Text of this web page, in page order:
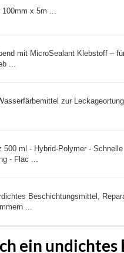
x 5m ...
mit MicroSealant Klebstoff –
...
zur
ml - Hybrid-Polymer - Schnelle
- Flac ...
Beschichtungsmittel,
...
ein undichtes